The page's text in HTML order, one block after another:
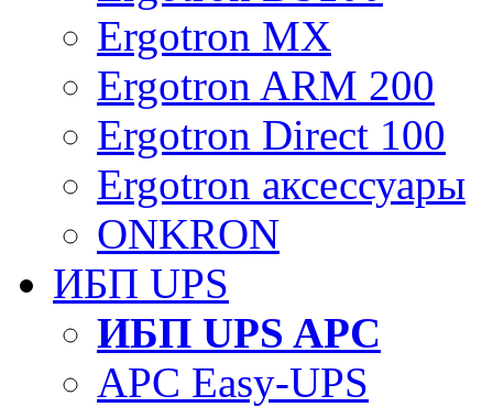
Ergotron MX
Ergotron ARM 200
Ergotron Direct 100
Ergotron аксессуары
ONKRON
ИБП UPS
ИБП UPS APC
APC Easy-UPS